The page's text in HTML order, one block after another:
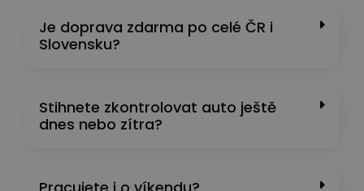
Je doprava zdarma po celé ČR i
Slovensku?
Stihnete zkontrolovat auto ještě
dnes nebo zítra?